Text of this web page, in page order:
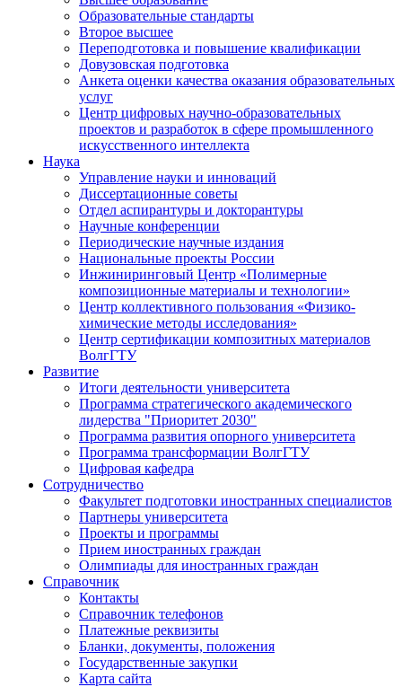
Образовательные стандарты
Второе высшее
Переподготовка и повышение квалификации
Довузовская подготовка
Анкета оценки качества оказания образовательных
услуг
Центр цифровых научно-образовательных
проектов и разработок в сфере промышленного
искусственного интеллекта
Наука
Управление науки и инноваций
Диссертационные советы
Отдел аспирантуры и докторантуры
Научные конференции
Периодические научные издания
Национальные проекты России
Инжиниринговый Центр «Полимерные
композиционные материалы и технологии»
Центр коллективного пользования «Физико-
химические методы исследования»
Центр сертификации композитных материалов
ВолгГТУ
Развитие
Итоги деятельности университета
Программа стратегического академического
лидерства "Приоритет 2030"
Программа развития опорного университета
Программа трансформации ВолгГТУ
Цифровая кафедра
Сотрудничество
Факультет подготовки иностранных специалистов
Партнеры университета
Проекты и программы
Прием иностранных граждан
Олимпиады для иностранных граждан
Справочник
Контакты
Справочник телефонов
Платежные реквизиты
Бланки, документы, положения
Государственные закупки
Карта сайта